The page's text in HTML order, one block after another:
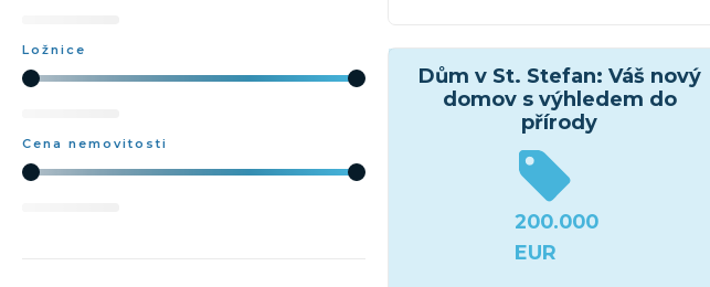
Ložnice
Ložnice
Cena nemovitosti
Cena nemovitosti
Dům v St. Stefan: Váš nový
domov s výhledem do
přírody
200.000
EUR